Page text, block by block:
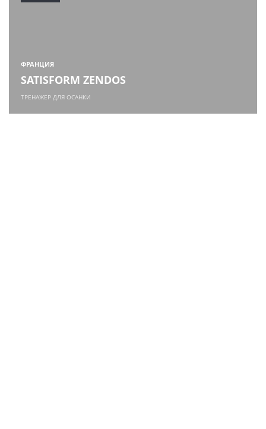
ФРАНЦИЯ
SATISFORM ZENDOS
ТРЕНАЖЕР ДЛЯ ОСАНКИ